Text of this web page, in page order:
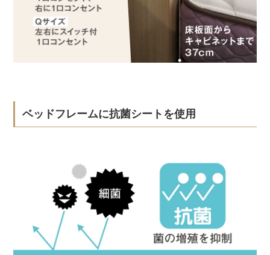
ベッドフレームに抗菌シートを使用